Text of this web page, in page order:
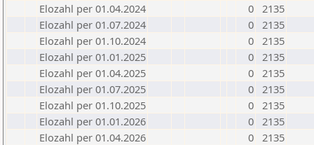
Elozahl per 01.04.2024
0 2135
Elozahl per 01.07.2024
0 2135
Elozahl per 01.10.2024
0 2135
Elozahl per 01.01.2025
0 2135
Elozahl per 01.04.2025
0 2135
Elozahl per 01.07.2025
0 2135
Elozahl per 01.10.2025
0 2135
Elozahl per 01.01.2026
0 2135
Elozahl per 01.04.2026
0 2135